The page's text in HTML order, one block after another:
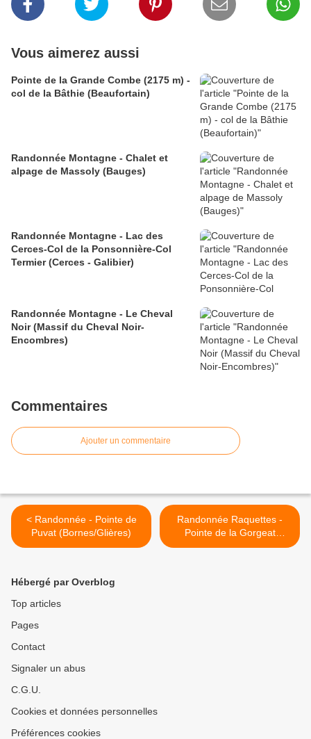
Vous aimerez aussi
Pointe de la Grande Combe (2175 m) -
col de la Bâthie (Beaufortain)
Randonnée Montagne - Chalet et
alpage de Massoly (Bauges)
Randonnée Montagne - Lac des
Cerces-Col de la Ponsonnière-Col
Termier (Cerces - Galibier)
Randonnée Montagne - Le Cheval
Noir (Massif du Cheval Noir-
Encombres)
Commentaires
Ajouter un commentaire
< Randonnée - Pointe de
Puvat (Bornes/Glières)
Randonnée Raquettes -
Pointe de la Gorgeat
(Chartreuse) >
Hébergé par Overblog
Top articles
Pages
Contact
Signaler un abus
C.G.U.
Cookies et données personnelles
Préférences cookies